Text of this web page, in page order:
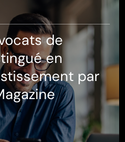
de
en
par